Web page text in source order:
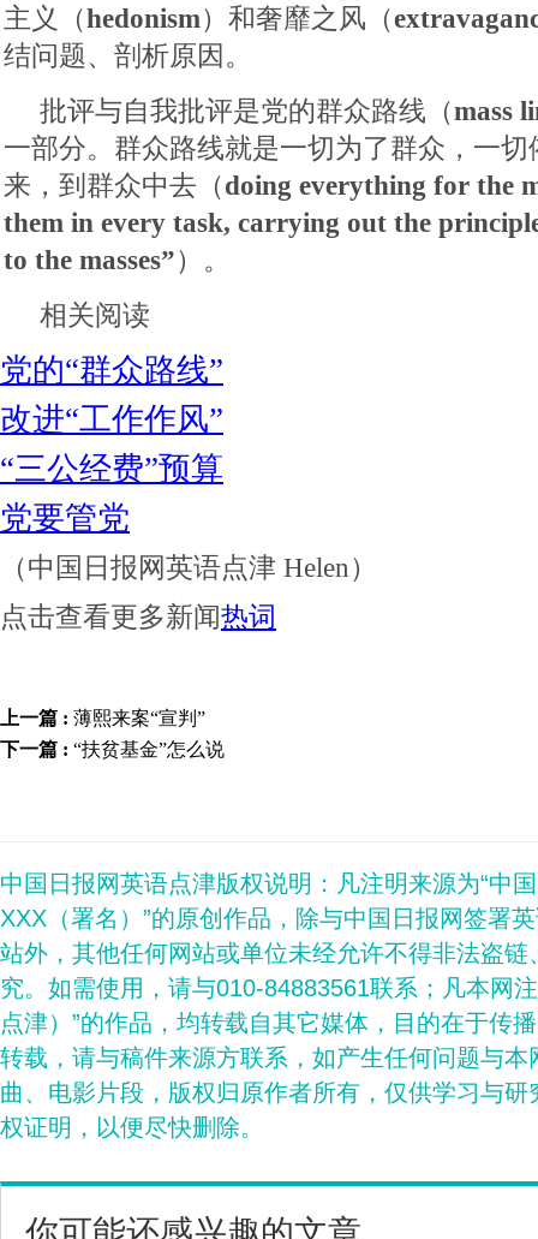
主义（hedonism）和奢靡之风（
结问题、剖析原因。
批评与自我批评是党的群众路线（mass
一部分。群众路线就是一切为了群众，一
来，到群众中去（doing everything for the
them in every task, carrying out the
to the masses”）。
相关阅读
党的“群众路线”
改进“工作作风”
“三公经费”预算
党要管党
（中国日报网英语点津 Helen）
点击查看更多新闻热词
上一篇 : 薄熙来案“宣判”
下一篇 : “扶贫基金”怎么说
中国日报网英语点津版权说明：凡注明来源为“中
XXX（署名）”的原创作品，除与中国日报网签署
站外，其他任何网站或单位未经允许不得非法盗
究。如需使用，请与010-84883561联系；凡本网
点津）”的作品，均转载自其它媒体，目的在于传
转载，请与稿件来源方联系，如产生任何问题与
曲、电影片段，版权归原作者所有，仅供学习与
权证明，以便尽快删除。